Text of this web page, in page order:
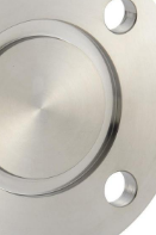
新規会